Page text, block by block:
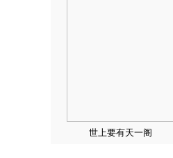
世上要有天一阁